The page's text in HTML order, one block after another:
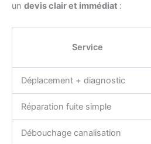
un devis clair et immédiat :
Service
Déplacement + diagnostic
Réparation fuite simple
Débouchage canalisation